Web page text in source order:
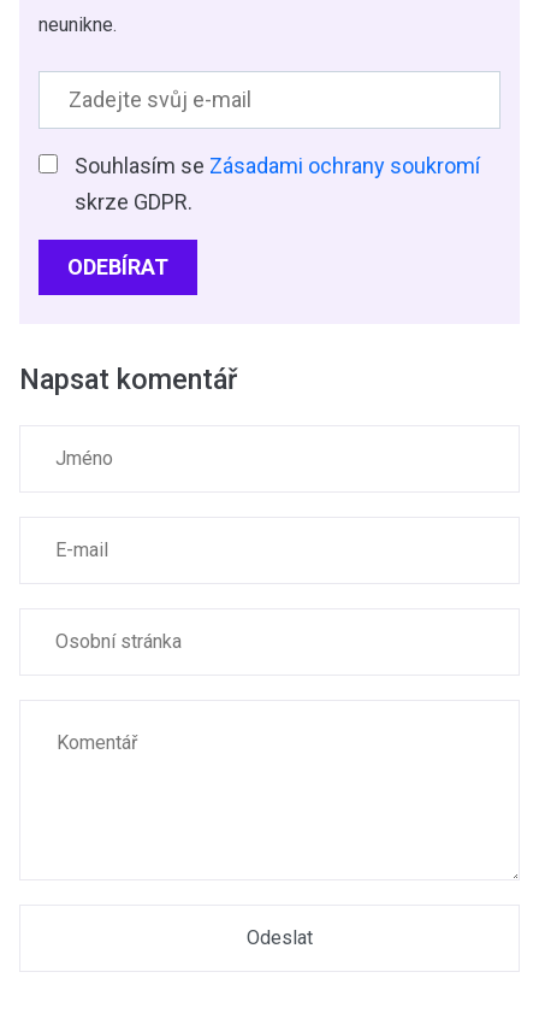
neunikne.
Souhlasím se Zásadami ochrany soukromí
skrze GDPR.
ODEBÍRAT
Napsat komentář